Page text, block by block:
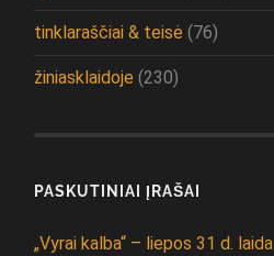
tinklaraščiai & teisė (76)
žiniasklaidoje (230)
PASKUTINIAI ĮRAŠAI
„Vyrai kalba“ – liepos 31 d. laida